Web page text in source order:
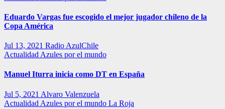
Eduardo Vargas fue escogido el mejor jugador chileno de la
Copa América
Jul 13, 2021 Radio AzulChile
Actualidad Azules por el mundo
Manuel Iturra inicia como DT en España
Jul 5, 2021 Alvaro Valenzuela
Actualidad Azules por el mundo La Roja